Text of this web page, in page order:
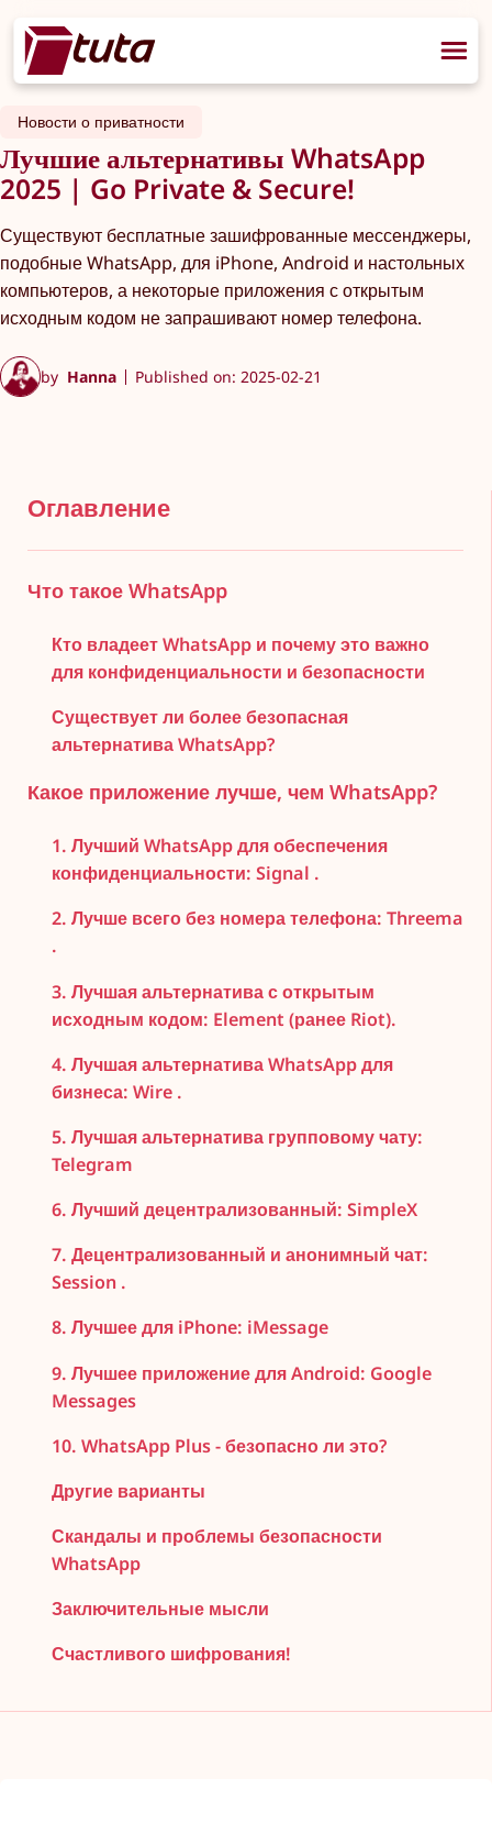
Новости о приватности
Лучшие альтернативы WhatsApp
2025 | Go Private & Secure!
Существуют бесплатные зашифрованные мессенджеры,
подобные WhatsApp, для iPhone, Android и настольных
компьютеров, а некоторые приложения с открытым
исходным кодом не запрашивают номер телефона.
by Hanna Published on: 2025-02-21
Оглавление
Что такое WhatsApp
Кто владеет WhatsApp и почему это важно
для конфиденциальности и безопасности
Существует ли более безопасная
альтернатива WhatsApp?
Какое приложение лучше, чем WhatsApp?
1. Лучший WhatsApp для обеспечения
конфиденциальности: Signal .
2. Лучше всего без номера телефона: Threema
.
3. Лучшая альтернатива с открытым
исходным кодом: Element (ранее Riot).
4. Лучшая альтернатива WhatsApp для
бизнеса: Wire .
5. Лучшая альтернатива групповому чату:
Telegram
6. Лучший децентрализованный: SimpleX
7. Децентрализованный и анонимный чат:
Session .
8. Лучшее для iPhone: iMessage
9. Лучшее приложение для Android: Google
Messages
10. WhatsApp Plus - безопасно ли это?
Другие варианты
Скандалы и проблемы безопасности
WhatsApp
Заключительные мысли
Счастливого шифрования!